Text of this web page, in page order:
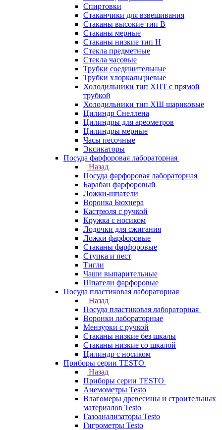
Спиртовки
Стаканчики для взвешивания
Стаканы высокие тип В
Стаканы мерные
Стаканы низкие тип Н
Стекла предметные
Стекла часовые
Трубки соединительные
Трубки хлоркальциевые
Холодильники тип ХПТ с прямой
трубкой
Холодильники тип ХШ шариковые
Цилиндр Снеллена
Цилиндры для ареометров
Цилиндры мерные
Часы песочные
Эксикаторы
Посуда фарфоровая лабораторная
Назад
Посуда фарфоровая лабораторная
Барабан фарфоровый
Ложки-шпатели
Воронка Бюхнера
Кастрюля с ручкой
Кружка с носиком
Лодочки для сжигания
Ложки фарфоровые
Стаканы фарфоровые
Ступка и пест
Тигли
Чаши выпарительные
Шпатели фарфоровые
Посуда пластиковая лабораторная
Назад
Посуда пластиковая лабораторная
Воронки лабораторные
Мензурки с ручкой
Стаканы низкие без шкалы
Стаканы низкие со шкалой
Цилиндр с носиком
Приборы серии TESTO
Назад
Приборы серии TESTO
Анемометры Testo
Влагомеры древесины и строительных
материалов Testo
Газоанализаторы Testo
Гигрометры Testo